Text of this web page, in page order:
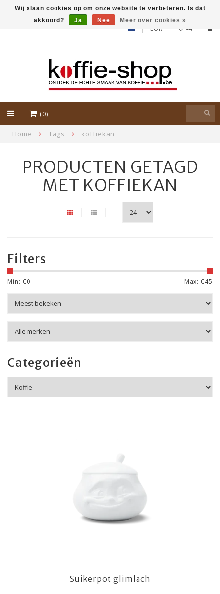
EUR
(0)
Home Tags koffiekan
PRODUCTEN GETAGD
MET KOFFIEKAN
Filters
Min: €0 Max: €45
Categorieën
Suikerpot glimlach
Wij slaan cookies op om onze website te verbeteren. Is dat
akkoord?
Ja Nee Meer over cookies »